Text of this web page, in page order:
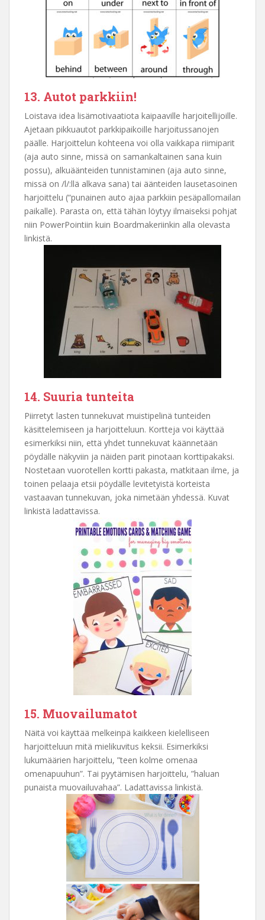
13. Autot parkkiin!
Loistava idea lisämotivaatiota kaipaaville harjoitellijoille.
Ajetaan pikkuautot parkkipaikoille harjoitussanojen
päälle. Harjoittelun kohteena voi olla vaikkapa riimiparit
(aja auto sinne, missä on samankaltainen sana kuin
possu), alkuäänteiden tunnistaminen (aja auto sinne,
missä on /l/:llä alkava sana) tai äänteiden lausetasoinen
harjoittelu (“punainen auto ajaa parkkiin pesäpallomailan
paikalle). Parasta on, että tähän löytyy ilmaiseksi pohjat
niin PowerPointiin kuin Boardmakeriinkin alla olevasta
linkistä.
14. Suuria tunteita
Piirretyt lasten tunnekuvat muistipelinä tunteiden
käsittelemiseen ja harjoitteluun. Kortteja voi käyttää
esimerkiksi niin, että yhdet tunnekuvat käännetään
pöydälle näkyviin ja näiden parit pinotaan korttipakaksi.
Nostetaan vuorotellen kortti pakasta, matkitaan ilme, ja
toinen pelaaja etsii pöydälle levitetyistä korteista
vastaavan tunnekuvan, joka nimetään yhdessä. Kuvat
linkistä ladattavissa.
15. Muovailumatot
Näitä voi käyttää melkeinpä kaikkeen kielelliseen
harjoitteluun mitä mielikuvitus keksii. Esimerkiksi
lukumäärien harjoittelu, ”teen kolme omenaa
omenapuuhun”. Tai pyytämisen harjoittelu, ”haluan
punaista muovailuvahaa”. Ladattavissa linkistä.